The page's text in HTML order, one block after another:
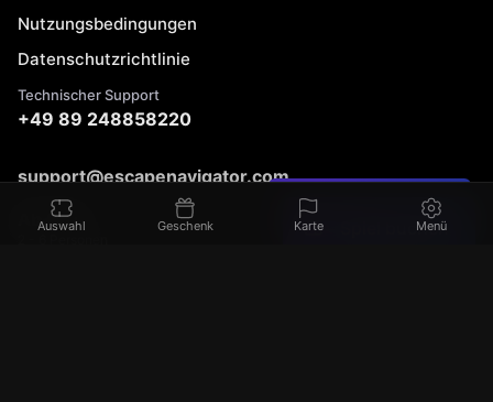
Ab 86 € Spiel buchen
Einen Fehler gefunden?
Nutzungsbedingungen
Datenschutzrichtlinie
Technischer Support
+49 89 248858220
support@escapenavigator.com
Munich, Germany
Codeum UG
Auswahl Geschenk Karte Menü